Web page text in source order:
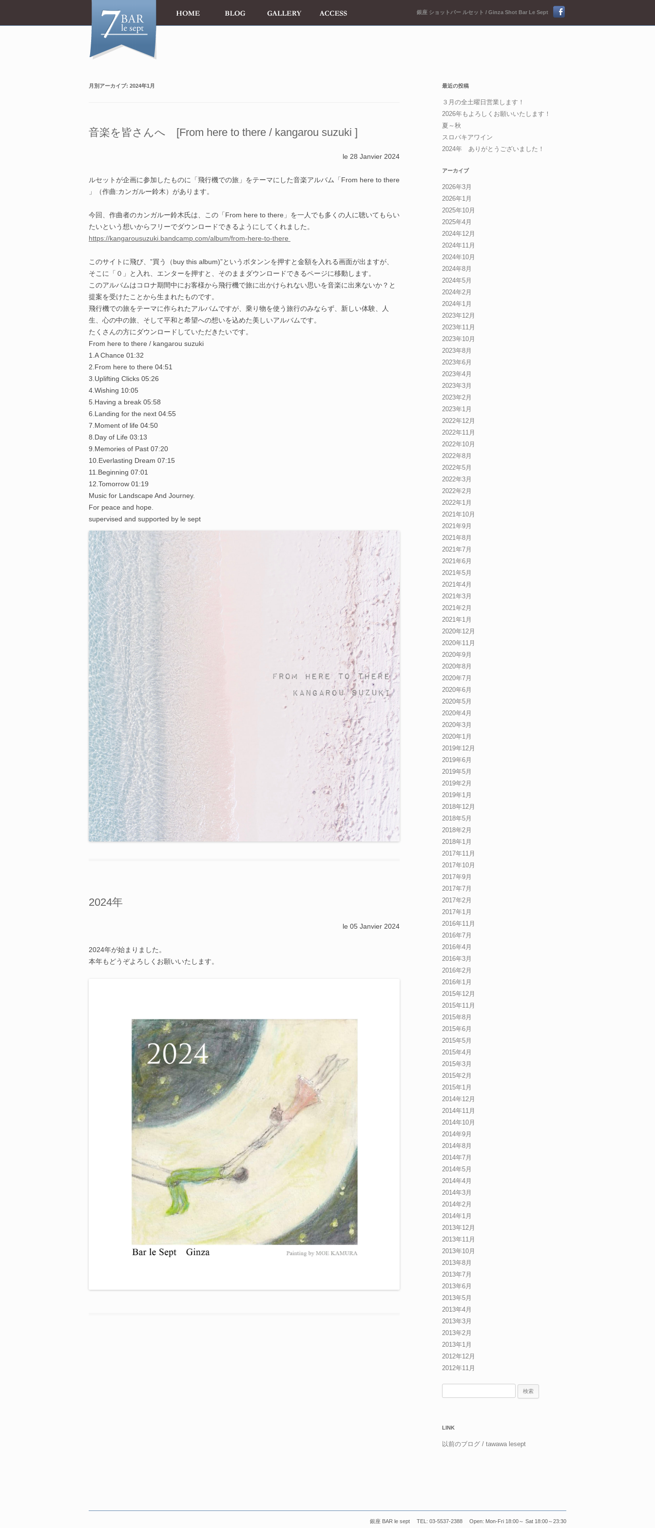
銀座 ショットバー ルセット / Ginza Shot Bar Le Sept
月別アーカイブ: 2024年1月
音楽を皆さんへ [From here to there / kangarou suzuki ]
le 28 Janvier 2024
ルセットが企画に参加したものに「飛行機での旅」をテーマにした音楽アルバム「From here to there
」（作曲:カンガルー鈴木）があります。
今回、作曲者のカンガルー鈴木氏は、この「From here to there」を一人でも多くの人に聴いてもらい
たいという想いからフリーでダウンロードできるようにしてくれました。
https://kangarousuzuki.bandcamp.com/album/from-here-to-there
このサイトに飛び、”買う（buy this album)”というボタンンを押すと金額を入れる画面が出ますが、
そこに「０」と入れ、エンターを押すと、そのままダウンロードできるページに移動します。
このアルバムはコロナ期間中にお客様から飛行機で旅に出かけられない思いを音楽に出来ないか？と
提案を受けたことから生まれたものです。
飛行機での旅をテーマに作られたアルバムですが、乗り物を使う旅行のみならず、新しい体験、人
生、心の中の旅、そして平和と希望への想いを込めた美しいアルバムです。
たくさんの方にダウンロードしていただきたいです。
From here to there / kangarou suzuki
1.A Chance 01:32
2.From here to there 04:51
3.Uplifting Clicks 05:26
4.Wishing 10:05
5.Having a break 05:58
6.Landing for the next 04:55
7.Moment of life 04:50
8.Day of Life 03:13
9.Memories of Past 07:20
10.Everlasting Dream 07:15
11.Beginning 07:01
12.Tomorrow 01:19
Music for Landscape And Journey.
For peace and hope.
supervised and supported by le sept
2024年
le 05 Janvier 2024
2024年が始まりました。
本年もどうぞよろしくお願いいたします。
最近の投稿
３月の全土曜日営業します！
2026年もよろしくお願いいたします！
夏～秋
スロバキアワイン
2024年 ありがとうございました！
アーカイブ
2026年3月
2026年1月
2025年10月
2025年4月
2024年12月
2024年11月
2024年10月
2024年8月
2024年5月
2024年2月
2024年1月
2023年12月
2023年11月
2023年10月
2023年8月
2023年6月
2023年4月
2023年3月
2023年2月
2023年1月
2022年12月
2022年11月
2022年10月
2022年8月
2022年5月
2022年3月
2022年2月
2022年1月
2021年10月
2021年9月
2021年8月
2021年7月
2021年6月
2021年5月
2021年4月
2021年3月
2021年2月
2021年1月
2020年12月
2020年11月
2020年9月
2020年8月
2020年7月
2020年6月
2020年5月
2020年4月
2020年3月
2020年1月
2019年12月
2019年6月
2019年5月
2019年2月
2019年1月
2018年12月
2018年5月
2018年2月
2018年1月
2017年11月
2017年10月
2017年9月
2017年7月
2017年2月
2017年1月
2016年11月
2016年7月
2016年4月
2016年3月
2016年2月
2016年1月
2015年12月
2015年11月
2015年8月
2015年6月
2015年5月
2015年4月
2015年3月
2015年2月
2015年1月
2014年12月
2014年11月
2014年10月
2014年9月
2014年8月
2014年7月
2014年5月
2014年4月
2014年3月
2014年2月
2014年1月
2013年12月
2013年11月
2013年10月
2013年8月
2013年7月
2013年6月
2013年5月
2013年4月
2013年3月
2013年2月
2013年1月
2012年12月
2012年11月
LINK
以前のブログ / tawawa lesept
銀座 BAR le sept TEL: 03-5537-2388 Open: Mon-Fri 18:00～ Sat 18:00～23:30